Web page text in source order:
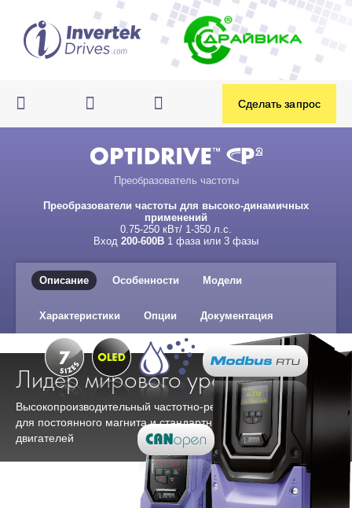
Преобразователь частоты
Преобразователи частоты для высоко-динамичных
применений
0.75-250 кВт/ 1-350 л.с.
Вход 200-600В 1 фаза или 3 фазы
Описание Особенности Модели
Характеристики Опции Документация
Лидер мирового уровня
Высокопроизводительный частотно-регулируемый привод
для постоянного магнита и стандартных асинхронных
двигателей